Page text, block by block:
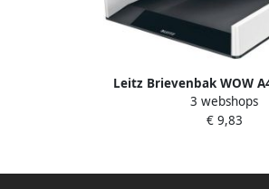
Leitz Brievenbak WOW
3 webshops
€ 9,83